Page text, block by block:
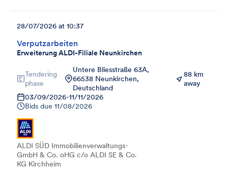
Verputzarbeiten
Erweiterung ALDI-Filiale Neunkirchen
28/07/2026 at 10:37
Tendering
phase
Untere Bliesstraße 63A,
66538 Neunkirchen,
Deutschland
88 km
away
03/09/2026-11/11/2026
Bids due 11/08/2026
ALDI SÜD Immobilienverwaltungs-
GmbH & Co. oHG c/o ALDI SE & Co.
KG Kirchheim